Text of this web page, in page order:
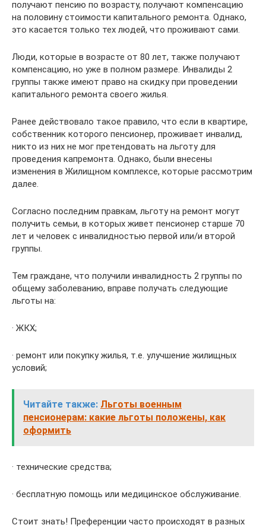
получают пенсию по возрасту, получают компенсацию
на половину стоимости капитального ремонта. Однако,
это касается только тех людей, что проживают сами.
Люди, которые в возрасте от 80 лет, также получают
компенсацию, но уже в полном размере. Инвалиды 2
группы также имеют право на скидку при проведении
капитального ремонта своего жилья.
Ранее действовало такое правило, что если в квартире,
собственник которого пенсионер, проживает инвалид,
никто из них не мог претендовать на льготу для
проведения капремонта. Однако, были внесены
изменения в Жилищном комплексе, которые рассмотрим
далее.
Согласно последним правкам, льготу на ремонт могут
получить семьи, в которых живет пенсионер старше 70
лет и человек с инвалидностью первой или/и второй
группы.
Тем граждане, что получили инвалидность 2 группы по
общему заболеванию, вправе получать следующие
льготы на:
· ЖКХ;
· ремонт или покупку жилья, т.е. улучшение жилищных
условий;
Читайте также: Льготы военным
пенсионерам: какие льготы положены, как
оформить
· технические средства;
· бесплатную помощь или медицинское обслуживание.
Стоит знать! Преференции часто происходят в разных